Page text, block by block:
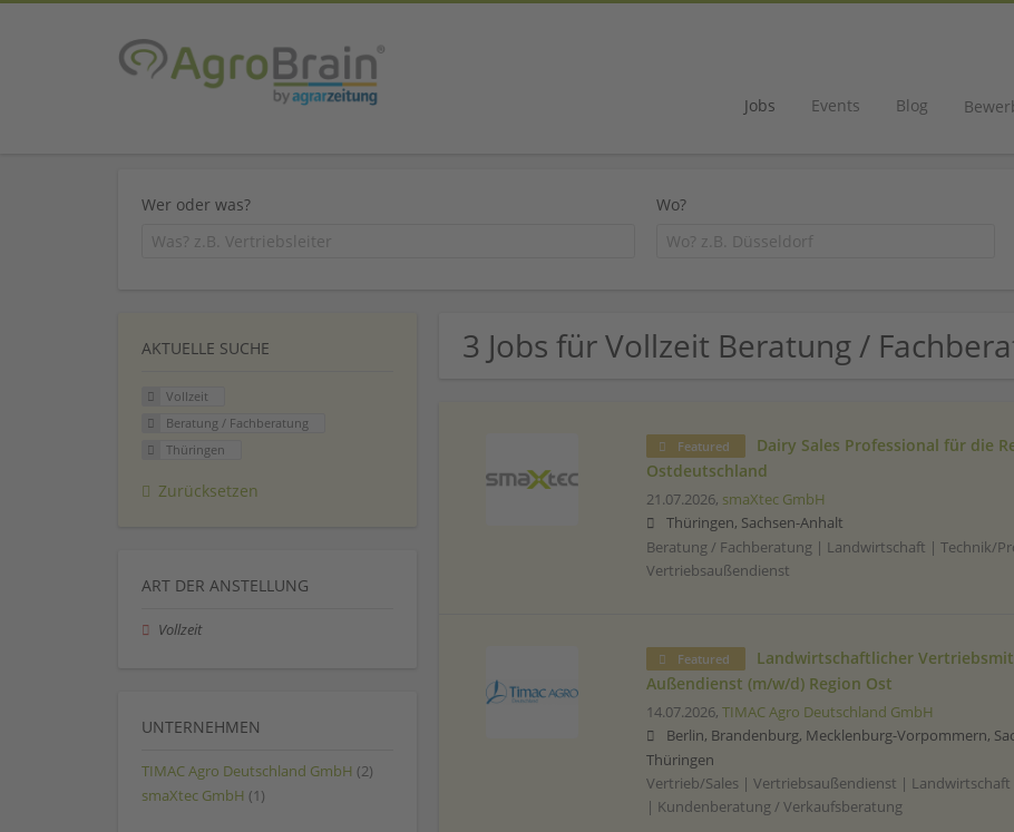
Jobs Events Blog
Wer oder was? Wo?
3 Jobs für Vollzeit Beratung /
Featured
Dairy Sales Professional für die
Ostdeutschland
21.07.2026, smaXtec GmbH
Thüringen, Sachsen-Anhalt
Beratung / Fachberatung | Landwirtschaft | Technik/
Vertriebsaußendienst
Featured
Landwirtschaftlicher
Außendienst (m/w/d) Region Ost
14.07.2026, TIMAC Agro Deutschland GmbH
Berlin, Brandenburg, Mecklenburg-Vorpommern,
Thüringen
Vertrieb/Sales | Vertriebsaußendienst |
| Kundenberatung / Verkaufsberatung
AKTUELLE SUCHE
Vollzeit
Beratung / Fachberatung
Thüringen
Zurücksetzen
ART DER ANSTELLUNG
Vollzeit
UNTERNEHMEN
TIMAC Agro Deutschland GmbH (2)
smaXtec GmbH (1)